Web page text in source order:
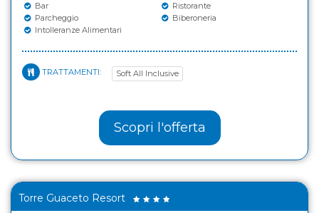
Bar
Ristorante
Parcheggio
Biberoneria
Intolleranze Alimentari
TRATTAMENTI: Soft All Inclusive
Scopri l'offerta
Torre Guaceto Resort